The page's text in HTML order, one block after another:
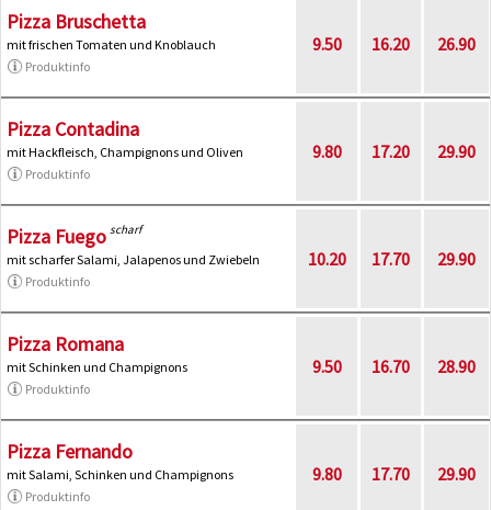
Pizza Bruschetta
mit frischen Tomaten und Knoblauch
Produktinfo
9.50 16.20 26.90
Pizza Contadina
mit Hackfleisch, Champignons und Oliven
Produktinfo
9.80 17.20 29.90
Pizza Fuego scharf
mit scharfer Salami, Jalapenos und Zwiebeln
Produktinfo
10.20 17.70 29.90
Pizza Romana
mit Schinken und Champignons
Produktinfo
9.50 16.70 28.90
Pizza Fernando
mit Salami, Schinken und Champignons
Produktinfo
9.80 17.70 29.90